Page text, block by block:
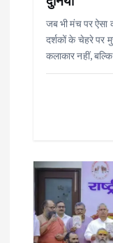
जब भी मंच पर ऐसा
दर्शकों के चेहरे पर
कलाकार नहीं,